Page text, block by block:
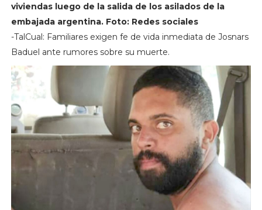
viviendas luego de la salida de los asilados de la
embajada argentina. Foto: Redes sociales
-TalCual: Familiares exigen fe de vida inmediata de Josnars
Baduel ante rumores sobre su muerte.